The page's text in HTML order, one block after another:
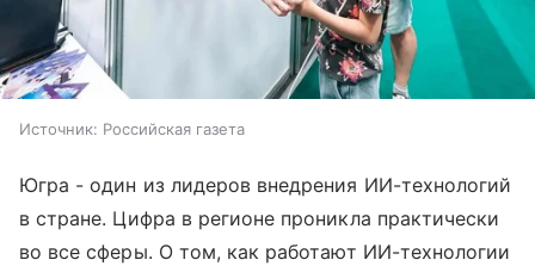
Источник: Российская газета
Югра - один из лидеров внедрения ИИ-технологий
в стране. Цифра в регионе проникла практически
во все сферы. О том, как работают ИИ-технологии